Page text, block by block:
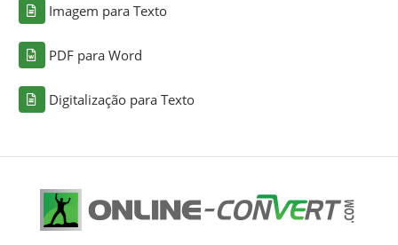
Imagem para Texto
PDF para Word
Digitalização para Texto